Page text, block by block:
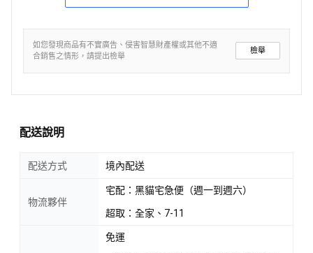
如您發現商品有不實廣告、侵害智慧財產權或其他不適
合銷售之情形，請提出檢舉
檢舉
配送說明
配送方式 境內配送
物流夥伴
宅配：黑貓宅急便（週一到週六）
超取：全家、7-11
免運